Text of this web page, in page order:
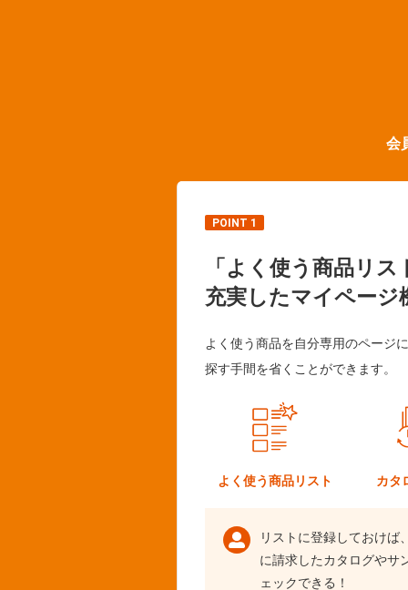
会
POINT 1
「よく使う商品リ
充実したマイページ
よく使う商品を自分専用のページ
探す手間を省くことができます。
よく使う商品リスト カタ
リストに登録しておけば
に請求したカタログやサ
ェックできる！